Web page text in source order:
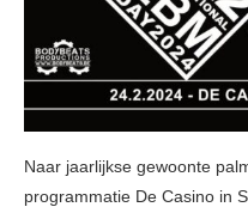
Naar jaarlijkse gewoonte
programmatie De Casino in